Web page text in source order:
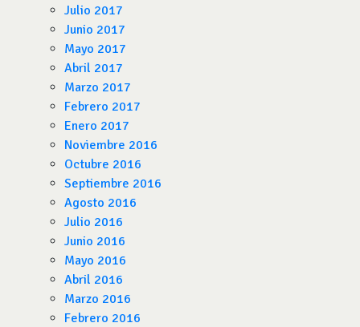
Julio 2017
Junio 2017
Mayo 2017
Abril 2017
Marzo 2017
Febrero 2017
Enero 2017
Noviembre 2016
Octubre 2016
Septiembre 2016
Agosto 2016
Julio 2016
Junio 2016
Mayo 2016
Abril 2016
Marzo 2016
Febrero 2016